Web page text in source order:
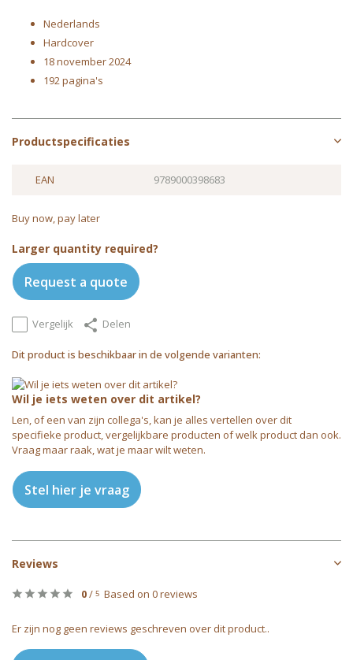
Nederlands
Hardcover
18 november 2024
192 pagina's
Productspecificaties
EAN 9789000398683
Buy now, pay later
Larger quantity required?
Request a quote
Vergelijk Delen
Dit product is beschikbaar in de volgende varianten:
Wil je iets weten over dit artikel?
Len, of een van zijn collega's, kan je alles vertellen over dit
specifieke product, vergelijkbare producten of welk product dan ook.
Vraag maar raak, wat je maar wilt weten.
Stel hier je vraag
Reviews
0/ 5 Based on 0 reviews
Er zijn nog geen reviews geschreven over dit product..